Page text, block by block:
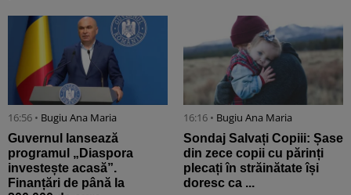
16:56 • Bugiu ⁠Ana Maria
Guvernul lansează
programul „Diaspora
investește acasă”.
Finanțări de până la
16:16 • Bugiu ⁠Ana Maria
Sondaj Salvați Copiii: Șase
din zece copii cu părinți
plecați în străinătate își
doresc ca ...